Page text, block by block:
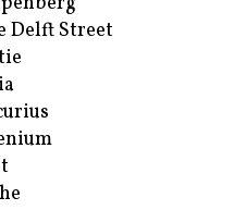
Delft Street